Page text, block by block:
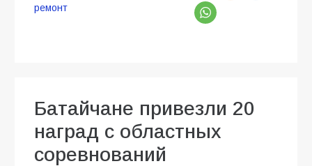
ремонт
Батайчане привезли 20
наград с областных
соревнований